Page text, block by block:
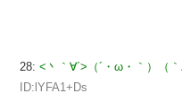
28: <丶｀∀´>（´・ω・｀）（
ID:lYFA1+Ds